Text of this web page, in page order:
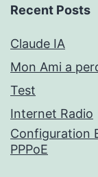
Recent Posts
Claude IA
Mon Ami a
Test
Internet Radio
Configuration
PPPoE